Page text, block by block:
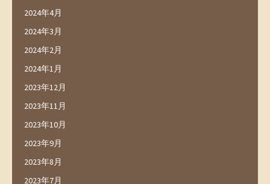
2024年4月
2024年3月
2024年2月
2024年1月
2023年12月
2023年11月
2023年10月
2023年9月
2023年8月
2023年7月